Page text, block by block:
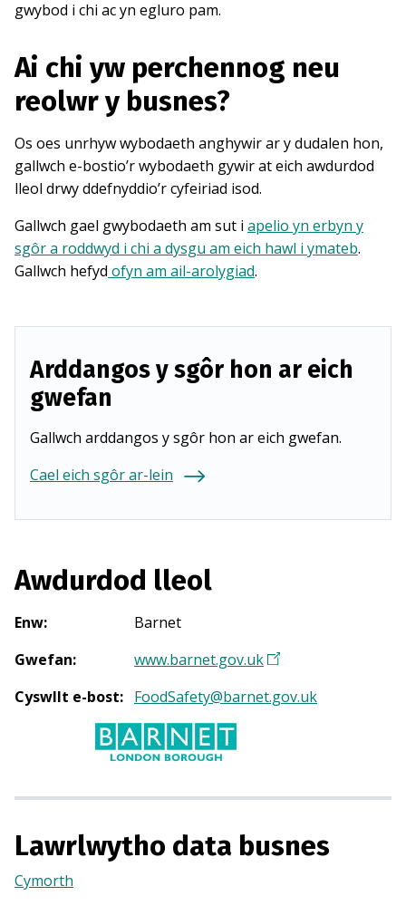
gwybod i chi ac yn egluro pam.
Ai chi yw perchennog neu
reolwr y busnes?
Os oes unrhyw wybodaeth anghywir ar y dudalen hon,
gallwch e-bostio’r wybodaeth gywir at eich awdurdod
lleol drwy ddefnyddio’r cyfeiriad isod.
Gallwch gael gwybodaeth am sut i apelio yn erbyn y
sgôr a roddwyd i chi a dysgu am eich hawl i ymateb.
Gallwch hefyd ofyn am ail-arolygiad.
Arddangos y sgôr hon ar eich
gwefan
Gallwch arddangos y sgôr hon ar eich gwefan.
Cael eich sgôr ar-lein
Awdurdod lleol
Enw:
Barnet
Gwefan: www.barnet.gov.uk(
n
r
e
Cyswllt e-bost: FoodSafety@barnet.gov.uk
Lawrlwytho data busnes
Cymorth